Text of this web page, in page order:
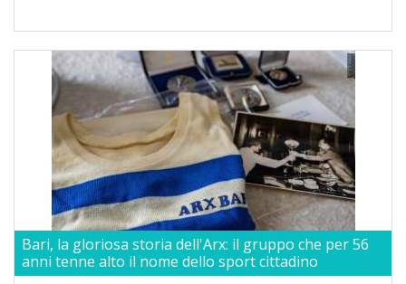
Bari, la gloriosa storia dell'Arx: il gruppo che per 56
anni tenne alto il nome dello sport cittadino